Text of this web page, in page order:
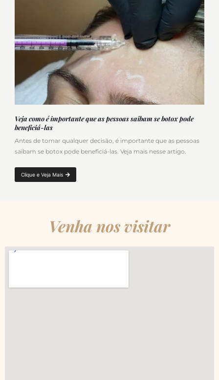
Veja como é importante que as pessoas saibam se botox pode
beneficiá-las
Antes de tomar qualquer decisão, é importante que as pessoas
saibam se botox pode beneficiá-las. Veja mais nesse artigo.
Clique e Veja Mais
Venha nos visitar